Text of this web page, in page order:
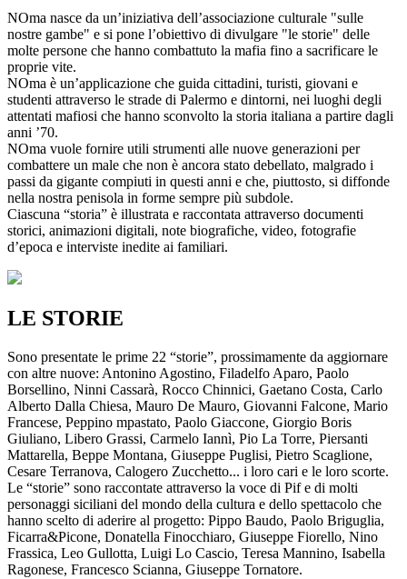
NOma nasce da un’iniziativa dell’associazione culturale "sulle
nostre gambe" e si pone l’obiettivo di divulgare "le storie" delle
molte persone che hanno combattuto la mafia fino a sacrificare le
proprie vite.
NOma è un’applicazione che guida cittadini, turisti, giovani e
studenti attraverso le strade di Palermo e dintorni, nei luoghi degli
attentati mafiosi che hanno sconvolto la storia italiana a partire dagli
anni ’70.
NOma vuole fornire utili strumenti alle nuove generazioni per
combattere un male che non è ancora stato debellato, malgrado i
passi da gigante compiuti in questi anni e che, piuttosto, si diffonde
nella nostra penisola in forme sempre più subdole.
Ciascuna “storia” è illustrata e raccontata attraverso documenti
storici, animazioni digitali, note biografiche, video, fotografie
d’epoca e interviste inedite ai familiari.
LE STORIE
Sono presentate le prime 22 “storie”, prossimamente da aggiornare
con altre nuove: Antonino Agostino, Filadelfo Aparo, Paolo
Borsellino, Ninni Cassarà, Rocco Chinnici, Gaetano Costa, Carlo
Alberto Dalla Chiesa, Mauro De Mauro, Giovanni Falcone, Mario
Francese, Peppino mpastato, Paolo Giaccone, Giorgio Boris
Giuliano, Libero Grassi, Carmelo Iannì, Pio La Torre, Piersanti
Mattarella, Beppe Montana, Giuseppe Puglisi, Pietro Scaglione,
Cesare Terranova, Calogero Zucchetto... i loro cari e le loro scorte.
Le “storie” sono raccontate attraverso la voce di Pif e di molti
personaggi siciliani del mondo della cultura e dello spettacolo che
hanno scelto di aderire al progetto: Pippo Baudo, Paolo Briguglia,
Ficarra&Picone, Donatella Finocchiaro, Giuseppe Fiorello, Nino
Frassica, Leo Gullotta, Luigi Lo Cascio, Teresa Mannino, Isabella
Ragonese, Francesco Scianna, Giuseppe Tornatore.